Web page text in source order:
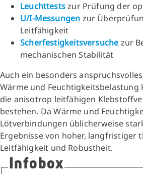
Leuchttestszur Prüfung der
U/I-Messungen zur
Leitfähigkeit
Scherfestigkeitsversuche zur
mechanischen Stabilität
Auch ein besonders
Wärme und
die anisotrop leitfähigen
bestehen. Da Wärme und
Lötverbindungen üblicherweise
Ergebnisse von hoher, langfristiger
Leitfähigkeit und Robustheit.
Infobox